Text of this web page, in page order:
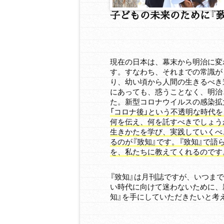
子どもの未来のために『
現在の日本は、幕末から明治に
す。すなわち、それまでの常識
り、幼い頃から人間の生きるべ
にあっても、惑うことなく、明
た。新型コロナウイルスの感染
「コロナ後」という不透明な時
何を伝え、何を託すべきでしょ
生きかたを学び、実践していく
るのが『致知』です。『致知』で
を、私たちに教えてくれるので
『致知』は月刊誌ですが、いつ
い時代に向けて迷わないために
知』を手にしていただきたいと考